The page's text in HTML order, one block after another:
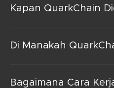
Kapan QuarkChain
Di Manakah
Bagaimana Cara